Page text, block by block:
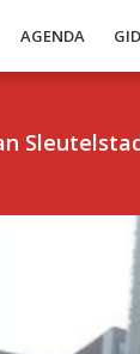
AGENDA